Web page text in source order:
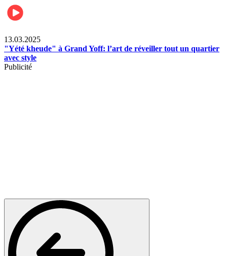
13.03.2025
"Yété kheude" à Grand Yoff: l’art de réveiller tout un quartier
avec style
Publicité